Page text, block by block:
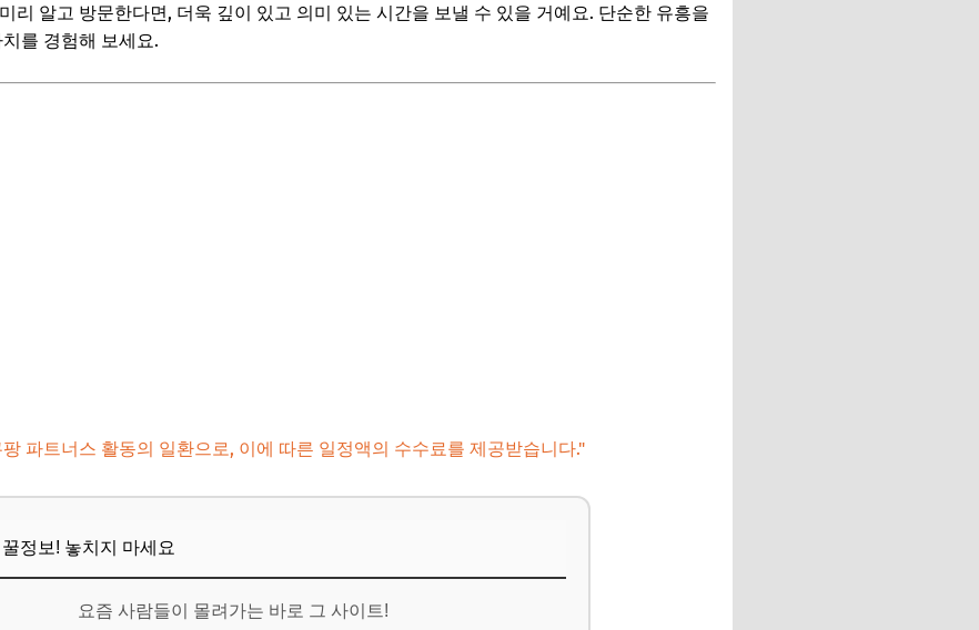
물 시식/증정 이벤트
거리 발굴하기
참여할 수 있나요?
가능한 축제가 있나요?
리 알고 방문한다면, 더욱 깊이 있고 의미 있는 시간을 보낼 수 있을 거예요. 단순한 유흥을
를 경험해 보세요.
파트너스 활동의 일환으로, 이에 따른 일정액의 수수료를 제공받습니다."
정보! 놓치지 마세요
요즘 사람들이 몰려가는 바로 그 사이트!